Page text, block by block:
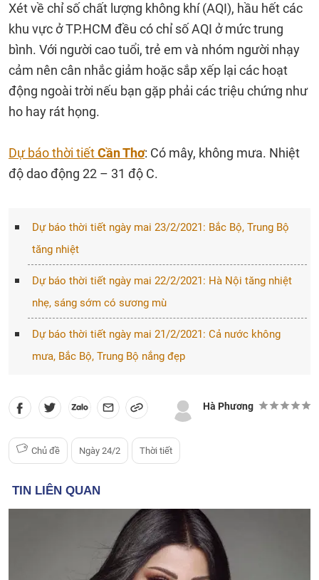
Xét về chỉ số chất lượng không khí (AQI), hầu hết các
khu vực ở TP.HCM đều có chỉ số AQI ở mức trung
bình. Với người cao tuổi, trẻ em và nhóm người nhạy
cảm nên cân nhắc giảm hoặc sắp xếp lại các hoạt
động ngoài trời nếu bạn gặp phải các triệu chứng như
ho hay rát họng.
Dự báo thời tiếtCần Thơ: Có mây, không mưa. Nhiệt
độ dao động 22 – 31 độ C.
Dự báo thời tiết ngày mai 23/2/2021: Bắc Bộ, Trung Bộ
tăng nhiệt
Dự báo thời tiết ngày mai 22/2/2021: Hà Nội tăng nhiệt
nhẹ, sáng sớm có sương mù
Dự báo thời tiết ngày mai 21/2/2021: Cả nước không
mưa, Bắc Bộ, Trung Bộ nắng đẹp
Hà Phương
Chủ đề Ngày 24/2 Thời tiết